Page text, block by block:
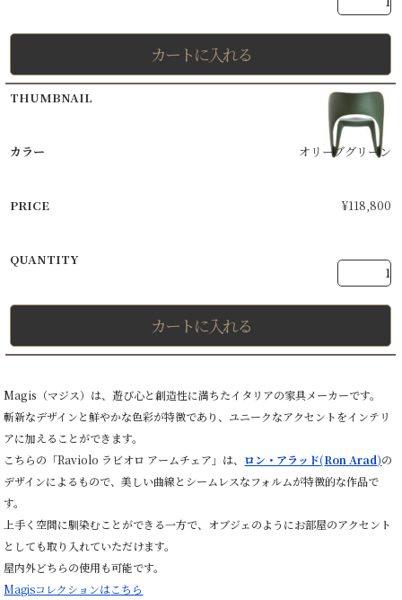
カートに入れる
オリーブグリーン
¥118,800
カートに入れる
Magis（マジス）は、遊び心と創造性に満ちたイタリアの家具メーカーです。
斬新なデザインと鮮やかな色彩が特徴であり、ユニークなアクセントをインテリ
アに加えることができます。
こちらの「Raviolo ラビオロ アームチェア」は、 ロン・アラッド(Ron Arad)の
デザインによるもので、美しい曲線とシームレスなフォルムが特徴的な作品で
す。
上手く空間に馴染むことができる一方で、オブジェのようにお部屋のアクセント
としても取り入れていただけます。
屋内外どちらの使用も可能です。
Magisコレクションはこちら